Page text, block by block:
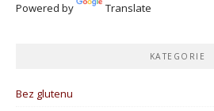
Powered by Translate
KATEGORIE
Bez glutenu